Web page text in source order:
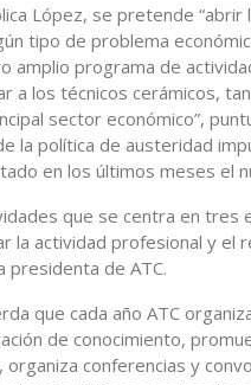
López, se pretende
tipo de problema
amplio programa de
a los técnicos cerámicos,
sector económico”,
la política de austeridad
en los últimos meses el
que se centra en tres
la actividad profesional y el
presidenta de ATC.
que cada año ATC
de conocimiento,
conferencias y